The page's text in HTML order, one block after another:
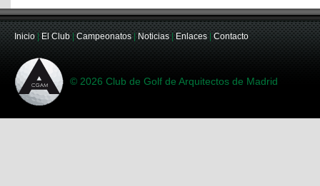
Inicio|El Club|Campeonatos| Noticias| Enlaces| Contacto
© 2026 Club de Golf de Arquitectos de Madrid